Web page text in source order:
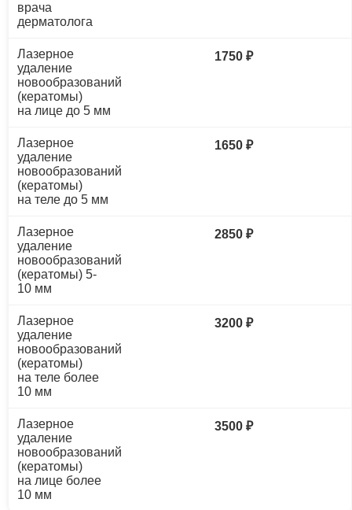
врача
дерматолога
Лазерное
удаление
новообразований
(кератомы)
на лице до 5 мм
1750 ₽
Лазерное
удаление
новообразований
(кератомы)
на теле до 5 мм
1650 ₽
Лазерное
удаление
новообразований
(кератомы) 5-
10 мм
2850 ₽
Лазерное
удаление
новообразований
(кератомы)
на теле более
10 мм
3200 ₽
Лазерное
удаление
новообразований
(кератомы)
на лице более
10 мм
3500 ₽